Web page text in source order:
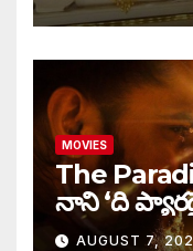
MOVIES
The
నాని ‘ది
AUGUST 7,